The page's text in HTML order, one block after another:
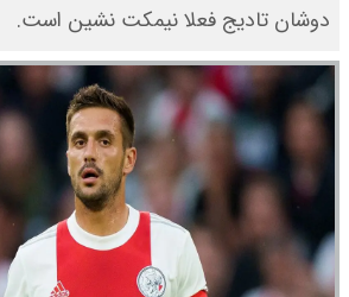
دوشان تادیج فعلا نیمکت نشین است.